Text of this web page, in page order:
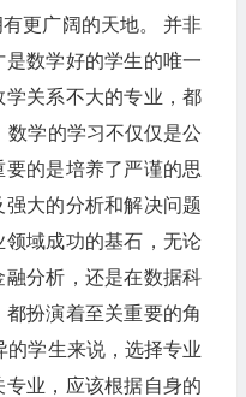
更广阔的天地。 并非
数学好的学生的唯一
关系不大的专业，都
数学的学习不仅仅是公
的是培养了严谨的思
大的分析和解决问题
域成功的基石，无论
分析，还是在数据科
扮演着至关重要的角
的学生来说，选择专业
业，应该根据自身的